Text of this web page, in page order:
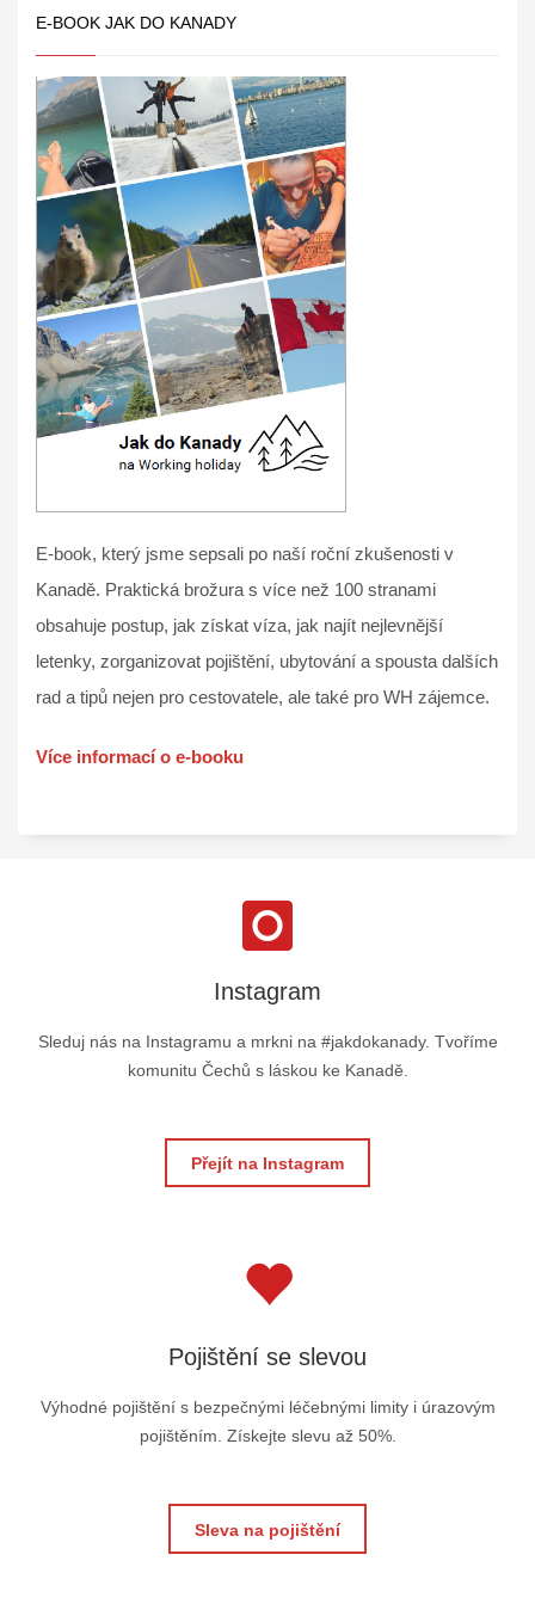
E-BOOK JAK DO KANADY
E-book, který jsme sepsali po naší roční zkušenosti v
Kanadě. Praktická brožura s více než 100 stranami
obsahuje postup, jak získat víza, jak najít nejlevnější
letenky, zorganizovat pojištění, ubytování a spousta dalších
rad a tipů nejen pro cestovatele, ale také pro WH zájemce.
Více informací o e-booku
Instagram
Sleduj nás na Instagramu a mrkni na #jakdokanady. Tvoříme
komunitu Čechů s láskou ke Kanadě.
Přejít na Instagram
Pojištění se slevou
Výhodné pojištění s bezpečnými léčebnými limity i úrazovým
pojištěním. Získejte slevu až 50%.
Sleva na pojištění